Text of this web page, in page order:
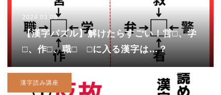
2024.03.08
【漢字パズル】解けたらすごい！営□、学
□、作□、職□ □に入る漢字は…？
漢字読み講座